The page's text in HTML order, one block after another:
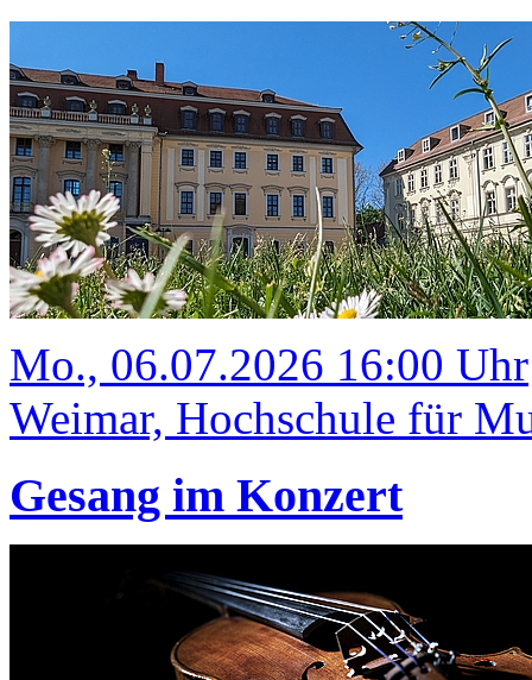
Mo., 06.07.2026 16:00 Uhr
Weimar, Hochschule für
Gesang im Konzert